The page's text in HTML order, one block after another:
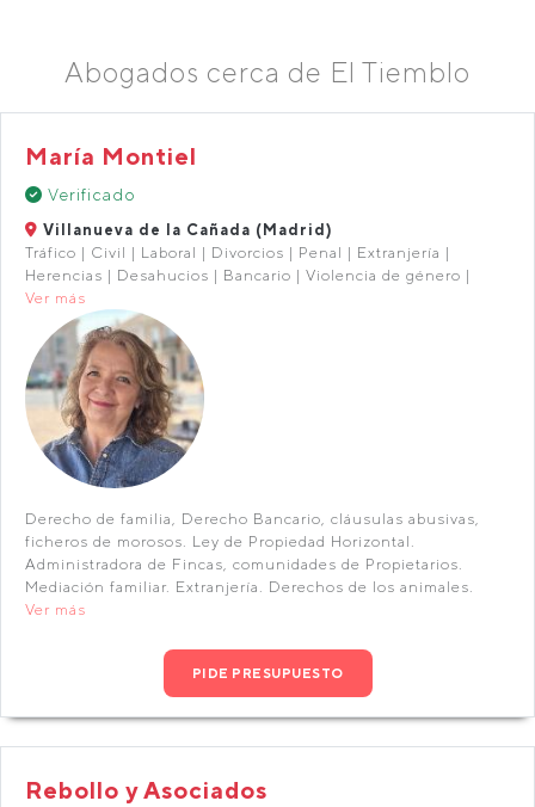
Abogados cerca de El Tiemblo
María Montiel
Verificado
Villanueva de la Cañada (Madrid)
Tráfico | Civil | Laboral | Divorcios | Penal | Extranjería |
Herencias | Desahucios | Bancario | Violencia de género |
Ver más
Derecho de familia, Derecho Bancario, cláusulas abusivas,
ficheros de morosos. Ley de Propiedad Horizontal.
Administradora de Fincas, comunidades de Propietarios.
Mediación familiar. Extranjería. Derechos de los animales.
Ver más
PIDE PRESUPUESTO
Rebollo y Asociados